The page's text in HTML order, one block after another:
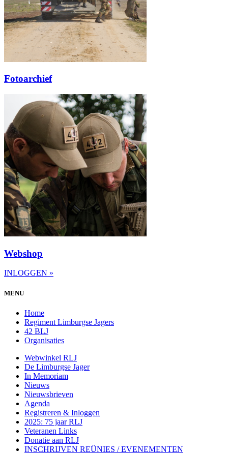
Fotoarchief
Webshop
INLOGGEN »
MENU
Home
Regiment Limburgse Jagers
42 BLJ
Organisaties
Webwinkel RLJ
De Limburgse Jager
In Memoriam
Nieuws
Nieuwsbrieven
Agenda
Registreren & Inloggen
2025: 75 jaar RLJ
Veteranen Links
Donatie aan RLJ
INSCHRIJVEN REÜNIES / EVENEMENTEN